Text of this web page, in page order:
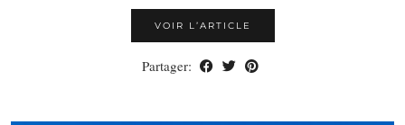
VOIR L’ARTICLE
Partager: